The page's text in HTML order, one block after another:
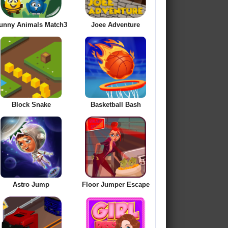
Animals Match3 Joee Adventure
Block Snake Basketball Bash
Astro Jump Floor Jumper Escape